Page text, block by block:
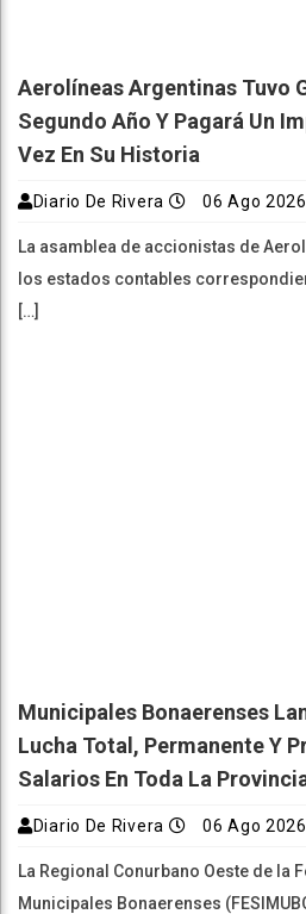
Aerolíneas Argentinas Tuvo
Segundo Año Y Pagará Un
Vez En Su Historia
Diario De Rivera 06 Ago 2026
La asamblea de accionistas de
los estados contables
[…]
Municipales Bonaerenses
Lucha Total, Permanente Y
Salarios En Toda La
Diario De Rivera 06 Ago 2026
La Regional Conurbano Oeste de la
Municipales Bonaerenses